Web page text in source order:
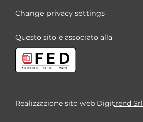
Change privacy settings
Questo sito è associato alla
Realizzazione sito web Digitrend Srl